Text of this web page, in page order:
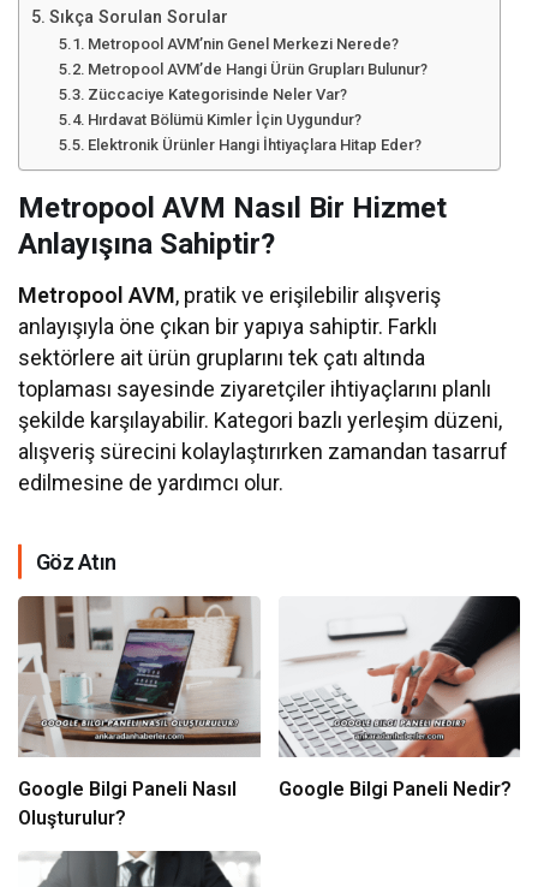
Sıkça Sorulan Sorular
Metropool AVM’nin Genel Merkezi Nerede?
Metropool AVM’de Hangi Ürün Grupları Bulunur?
Züccaciye Kategorisinde Neler Var?
Hırdavat Bölümü Kimler İçin Uygundur?
Elektronik Ürünler Hangi İhtiyaçlara Hitap Eder?
Metropool AVM Nasıl Bir Hizmet
Anlayışına Sahiptir?
Metropool AVM, pratik ve erişilebilir alışveriş
anlayışıyla öne çıkan bir yapıya sahiptir. Farklı
sektörlere ait ürün gruplarını tek çatı altında
toplaması sayesinde ziyaretçiler ihtiyaçlarını planlı
şekilde karşılayabilir. Kategori bazlı yerleşim düzeni,
alışveriş sürecini kolaylaştırırken zamandan tasarruf
edilmesine de yardımcı olur.
Göz Atın
Google Bilgi Paneli Nasıl
Oluşturulur?
Google Bilgi Paneli Nedir?